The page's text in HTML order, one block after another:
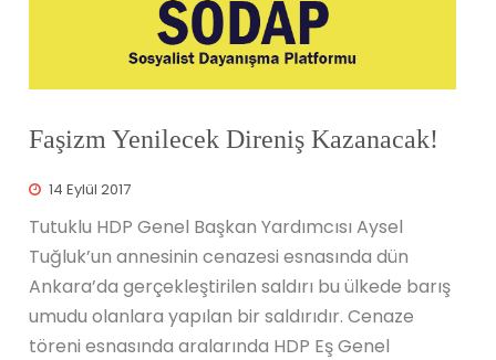
Faşizm Yenilecek Direniş Kazanacak!
14 Eylül 2017
Tutuklu HDP Genel Başkan Yardımcısı Aysel
Tuğluk’un annesinin cenazesi esnasında dün
Ankara’da gerçekleştirilen saldırı bu ülkede barış
umudu olanlara yapılan bir saldırıdır. Cenaze
töreni esnasında aralarında HDP Eş Genel